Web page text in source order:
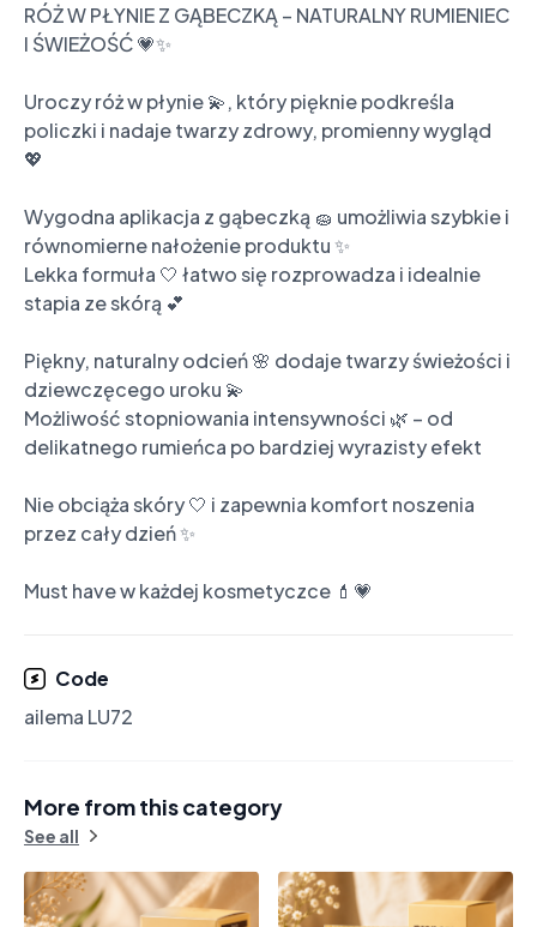
RÓŻ W PŁYNIE Z GĄBECZKĄ – NATURALNY RUMIENIEC
I ŚWIEŻOŚĆ 💗✨
Uroczy róż w płynie 💫, który pięknie podkreśla
policzki i nadaje twarzy zdrowy, promienny wygląd
💖
Wygodna aplikacja z gąbeczką 🧽 umożliwia szybkie i
równomierne nałożenie produktu ✨
Lekka formuła 🤍 łatwo się rozprowadza i idealnie
stapia ze skórą 💕
Piękny, naturalny odcień 🌸 dodaje twarzy świeżości i
dziewczęcego uroku 💫
Możliwość stopniowania intensywności 🌿 – od
delikatnego rumieńca po bardziej wyrazisty efekt
Nie obciąża skóry 🤍 i zapewnia komfort noszenia
przez cały dzień ✨
Must have w każdej kosmetyczce 💄💗
Code
ailema LU72
More from this category
See all